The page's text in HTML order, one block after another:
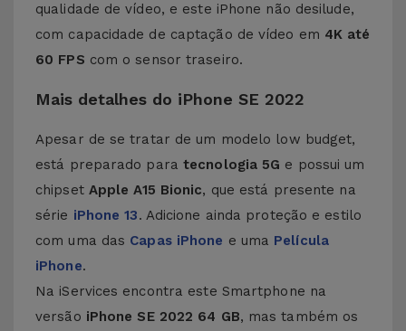
qualidade de vídeo, e este iPhone não desilude,
com capacidade de captação de vídeo em 4K até
60 FPS com o sensor traseiro.
Mais detalhes do iPhone SE 2022
Apesar de se tratar de um modelo low budget,
está preparado paratecnologia 5G e possui um
chipset Apple A15 Bionic, que está presente na
série iPhone 13. Adicione ainda proteção e estilo
com uma das Capas iPhone e uma Película
iPhone.
Na iServices encontra este Smartphone na
versão iPhone SE 2022 64 GB, mas também os